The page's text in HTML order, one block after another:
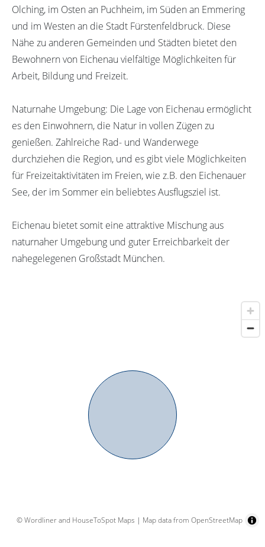
Olching, im Osten an Puchheim, im Süden an Emmering
und im Westen an die Stadt Fürstenfeldbruck. Diese
Nähe zu anderen Gemeinden und Städten bietet den
Bewohnern von Eichenau vielfältige Möglichkeiten für
Arbeit, Bildung und Freizeit.
Naturnahe Umgebung: Die Lage von Eichenau ermöglicht
es den Einwohnern, die Natur in vollen Zügen zu
genießen. Zahlreiche Rad- und Wanderwege
durchziehen die Region, und es gibt viele Möglichkeiten
für Freizeitaktivitäten im Freien, wie z.B. den Eichenauer
See, der im Sommer ein beliebtes Ausflugsziel ist.
Eichenau bietet somit eine attraktive Mischung aus
naturnaher Umgebung und guter Erreichbarkeit der
nahegelegenen Großstadt München.
© Wordliner and HouseToSpot Maps | Map data from OpenStreetMap